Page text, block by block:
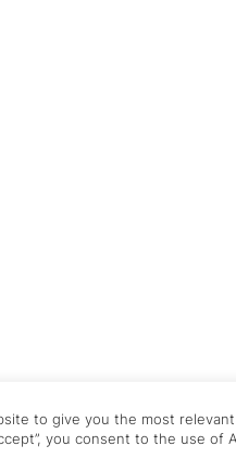
to give you the most
you consent to the use of